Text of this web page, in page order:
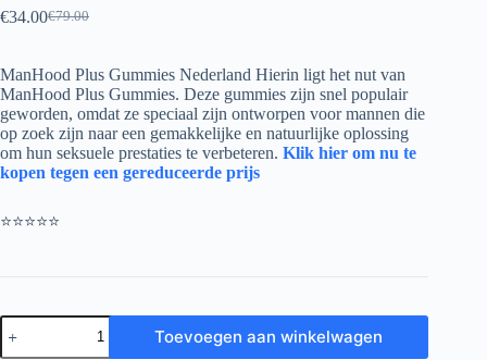
€79.00
Oorspronkelijke
€79.00.
€34.00Huidige
€34.00.
ManHood Plus Gummies Nederland Hierin ligt het nut van
ManHood Plus Gummies. Deze gummies zijn snel populair
geworden, omdat ze speciaal zijn ontworpen voor mannen die
op zoek zijn naar een gemakkelijke en natuurlijke oplossing
om hun seksuele prestaties te verbeteren. Klik hier om nu te
kopen tegen een gereduceerde prijs
⭐⭐⭐⭐⭐
MANHOOD
PLUS
Toevoegen aan winkelwagen